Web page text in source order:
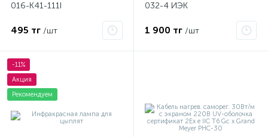
016-K41-111I
495 тг /шт
032-4 ИЭК
1 900 тг /шт
-11%
Акция
Рекомендуем